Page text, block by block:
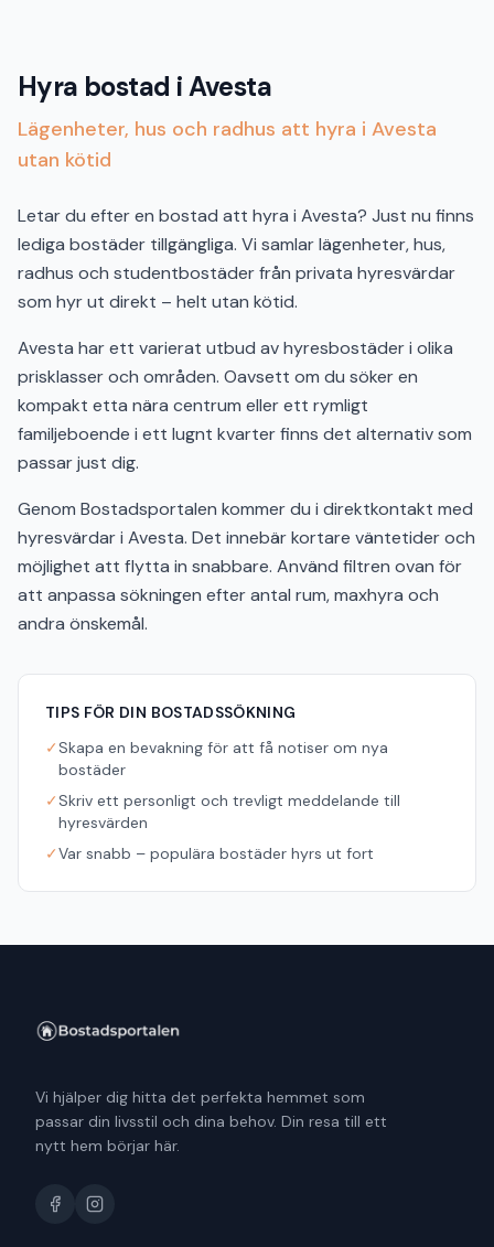
Hyra bostad i Avesta
Lägenheter, hus och radhus att hyra i Avesta
utan kötid
Letar du efter en bostad att hyra i Avesta? Just nu finns
lediga bostäder tillgängliga. Vi samlar lägenheter, hus,
radhus och studentbostäder från privata hyresvärdar
som hyr ut direkt – helt utan kötid.
Avesta har ett varierat utbud av hyresbostäder i olika
prisklasser och områden. Oavsett om du söker en
kompakt etta nära centrum eller ett rymligt
familjeboende i ett lugnt kvarter finns det alternativ som
passar just dig.
Genom Bostadsportalen kommer du i direktkontakt med
hyresvärdar i Avesta. Det innebär kortare väntetider och
möjlighet att flytta in snabbare. Använd filtren ovan för
att anpassa sökningen efter antal rum, maxhyra och
andra önskemål.
TIPS FÖR DIN BOSTADSSÖKNING
✓Skapa en bevakning för att få notiser om nya
bostäder
✓Skriv ett personligt och trevligt meddelande till
hyresvärden
✓Var snabb – populära bostäder hyrs ut fort
Vi hjälper dig hitta det perfekta hemmet som
passar din livsstil och dina behov. Din resa till ett
nytt hem börjar här.